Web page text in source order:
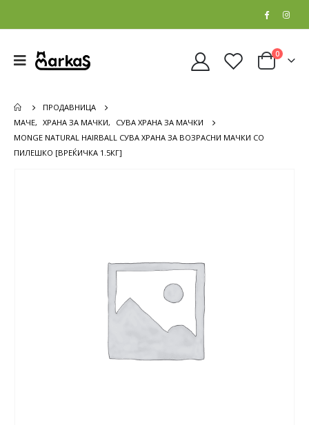
0
ПРОДАВНИЦА
МАЧЕ, ХРАНА ЗА МАЧКИ,
СУВА ХРАНА ЗА МАЧКИ
MONGE NATURAL HAIRBALL СУВА ХРАНА ЗА ВОЗРАСНИ МАЧКИ СО
ПИЛЕШКО [ВРЕЌИЧКА 1.5КГ]